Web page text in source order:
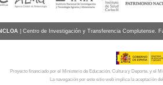
| Centro de Investigación y Transferencia Complutense.
Proyecto financiado por el Ministerio de Educación, Cultura y Deporte, y el
La navegación por este sitio web implica la aceptación